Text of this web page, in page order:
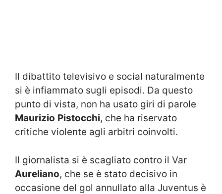
Il dibattito televisivo e social naturalmente
si è infiammato sugli episodi. Da questo
punto di vista, non ha usato giri di parole
Maurizio Pistocchi, che ha riservato
critiche violente agli arbitri coinvolti.
Il giornalista si è scagliato contro il Var
Aureliano, che se è stato decisivo in
occasione del gol annullato alla Juventus è